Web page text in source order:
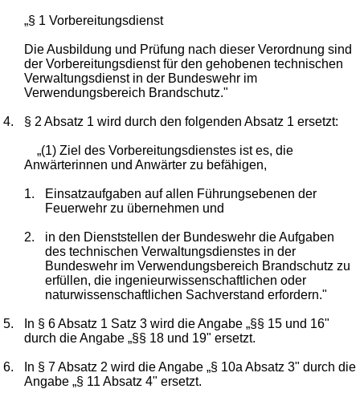
„§ 1 Vorbereitungsdienst
Die Ausbildung und Prüfung nach dieser Verordnung sind
der Vorbereitungsdienst für den gehobenen technischen
Verwaltungsdienst in der Bundeswehr im
Verwendungsbereich Brandschutz."
4. § 2 Absatz 1 wird durch den folgenden Absatz 1 ersetzt:
„(1) Ziel des Vorbereitungsdienstes ist es, die
Anwärterinnen und Anwärter zu befähigen,
1.
Einsatzaufgaben auf allen Führungsebenen der
Feuerwehr zu übernehmen und
2.
in den Dienststellen der Bundeswehr die Aufgaben
des technischen Verwaltungsdienstes in der
Bundeswehr im Verwendungsbereich Brandschutz zu
erfüllen, die ingenieurwissenschaftlichen oder
naturwissenschaftlichen Sachverstand erfordern."
5.
In § 6 Absatz 1 Satz 3 wird die Angabe „§§ 15 und 16"
durch die Angabe „§§ 18 und 19" ersetzt.
6.
In § 7 Absatz 2 wird die Angabe „§ 10a Absatz 3" durch die
Angabe „§ 11 Absatz 4" ersetzt.